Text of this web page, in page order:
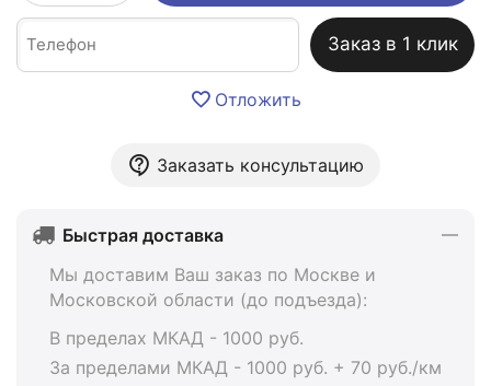
Заказ в 1 клик
Отложить
Заказать консультацию
Быстрая доставка
Мы доставим Ваш заказ по Москве и
Московской области (до подъезда):
В пределах МКАД - 1000 руб.
За пределами МКАД - 1000 руб. + 70 руб./км